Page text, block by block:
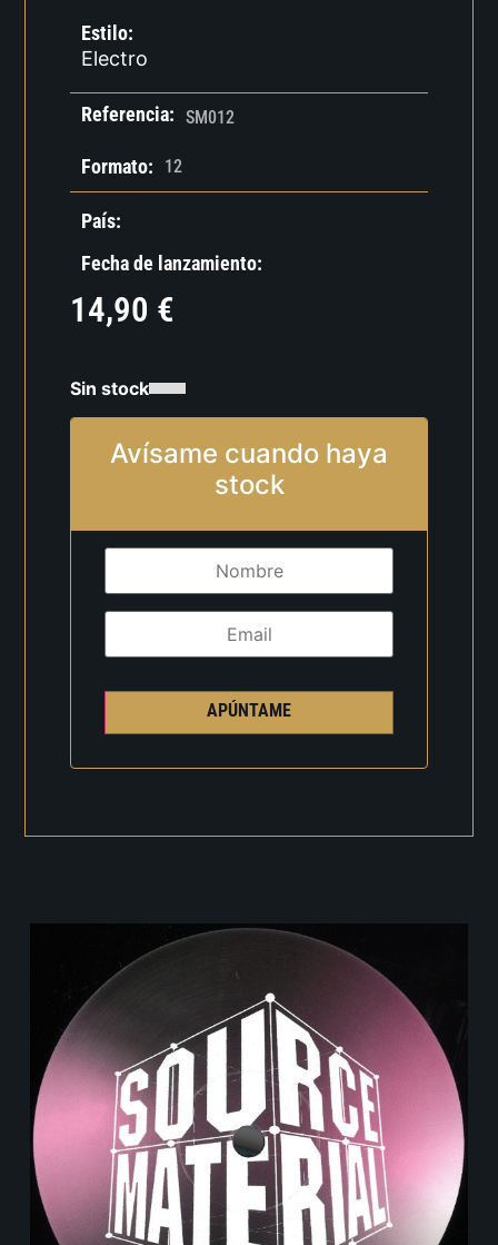
Estilo:
Electro
Referencia: SM012
Formato: 12
País:
Fecha de lanzamiento:
14,90 €
Sin stock
Avísame cuando haya
stock
APÚNTAME